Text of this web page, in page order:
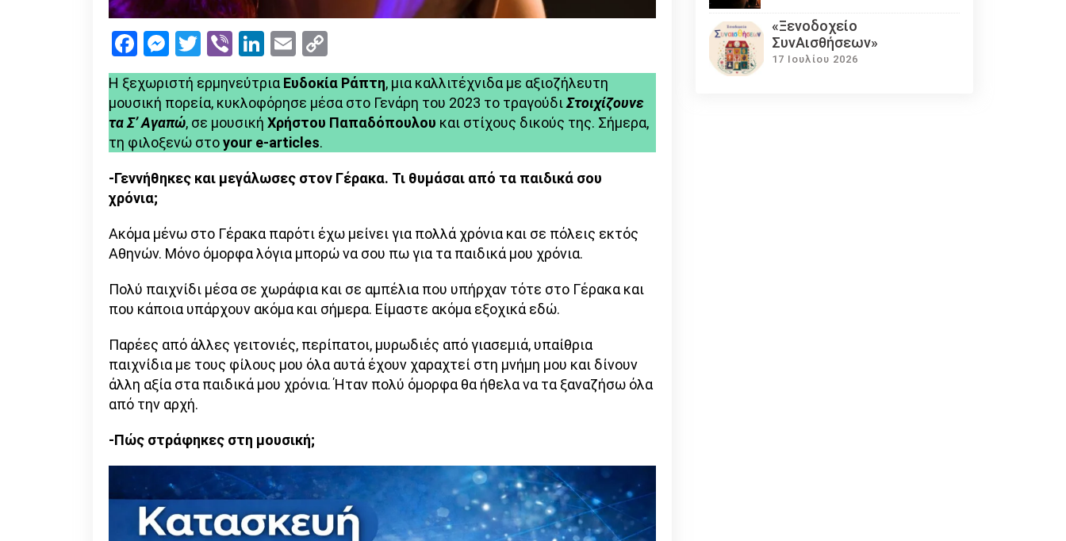
Facebook
Messenger
Twitter
ViberLinkedIn
Email
Link
Η ξεχωριστή ερμηνεύτρια Ευδοκία Ράπτη, μια καλλιτέχνιδα με αξιοζήλευτη
μουσική πορεία, κυκλοφόρησε μέσα στο Γενάρη του 2023 το τραγούδιΣτοιχίζουνε
τα Σ’ Αγαπώ, σε μουσική Χρήστου Παπαδόπουλου και στίχους δικούς της. Σήμερα,
τη φιλοξενώ στοyour e-articles.
-Γεννήθηκες και μεγάλωσες στον Γέρακα. Τι θυμάσαι από τα παιδικά σου
χρόνια;
Ακόμα μένω στο Γέρακα παρότι έχω μείνει για πολλά χρόνια και σε πόλεις εκτός
Αθηνών. Μόνο όμορφα λόγια μπορώ να σου πω για τα παιδικά μου χρόνια.
Πολύ παιχνίδι μέσα σε χωράφια και σε αμπέλια που υπήρχαν τότε στο Γέρακα και
που κάποια υπάρχουν ακόμα και σήμερα. Είμαστε ακόμα εξοχικά εδώ.
Παρέες από άλλες γειτονιές, περίπατοι, μυρωδιές από γιασεμιά, υπαίθρια
παιχνίδια με τους φίλους μου όλα αυτά έχουν χαραχτεί στη μνήμη μου και δίνουν
άλλη αξία στα παιδικά μου χρόνια. Ήταν πολύ όμορφα θα ήθελα να τα ξαναζήσω όλα
από την αρχή.
-Πώς στράφηκες στη μουσική;
«Ξενοδοχείο
ΣυνΑισθήσεων»
17 Ιουλίου 2026